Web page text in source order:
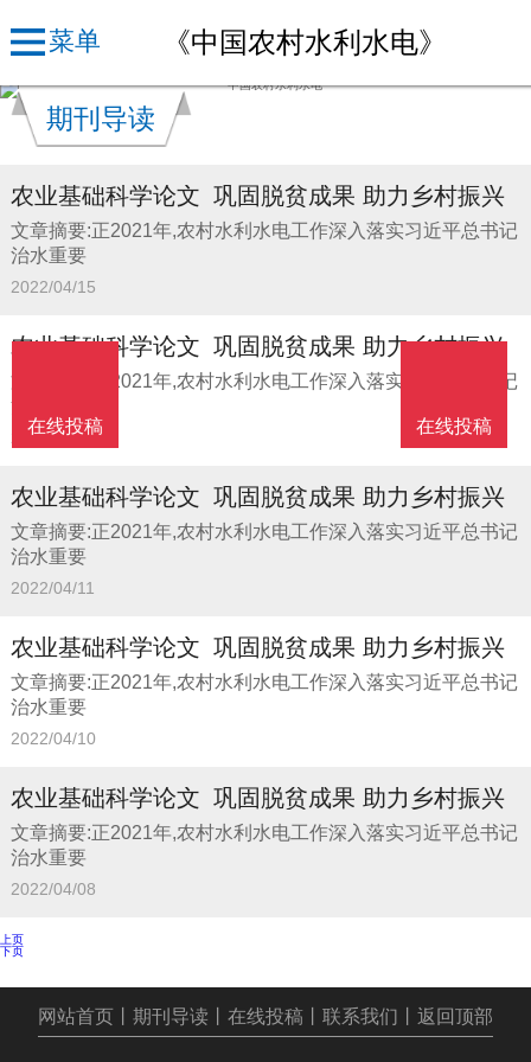
菜单 《中国农村水利水电》
期刊导读
农业基础科学论文_巩固脱贫成果 助力乡村振兴
文章摘要:正2021年,农村水利水电工作深入落实习近平总书记
治水重要
2022/04/15
农业基础科学论文_巩固脱贫成果 助力乡村振兴
文章摘要:正2021年,农村水利水电工作深入落实习近平总书记
治水重要
2022/04/14
农业基础科学论文_巩固脱贫成果 助力乡村振兴
文章摘要:正2021年,农村水利水电工作深入落实习近平总书记
治水重要
2022/04/11
农业基础科学论文_巩固脱贫成果 助力乡村振兴
文章摘要:正2021年,农村水利水电工作深入落实习近平总书记
治水重要
2022/04/10
农业基础科学论文_巩固脱贫成果 助力乡村振兴
文章摘要:正2021年,农村水利水电工作深入落实习近平总书记
治水重要
2022/04/08
上页
下页
网站首页 期刊导读 在线投稿 联系我们 返回顶部
在线投稿
在线投稿